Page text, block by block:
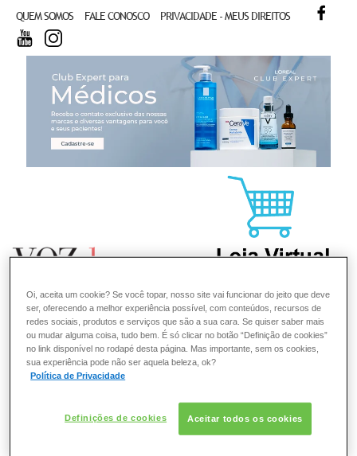
QUEM SOMOS FALE CONOSCO PRIVACIDADE - MEUS DIREITOS
YOUTUBE
COMO POSSO AJUDAR? DÚVIDAS SOBRE:
Oi, aceita um cookie? Se você topar, nosso site vai funcionar do jeito que deve
ser, oferecendo a melhor experiência possível, com conteúdos, recursos de
redes sociais, produtos e serviços que são a sua cara. Se quiser saber mais
ou mudar alguma coisa, tudo bem. É só clicar no botão “Definição de cookies”
no link disponível no rodapé desta página. Mas importante, sem os cookies,
sua experiência pode não ser aquela beleza, ok?
Política de Privacidade
Definições de cookies Aceitar todos os cookies